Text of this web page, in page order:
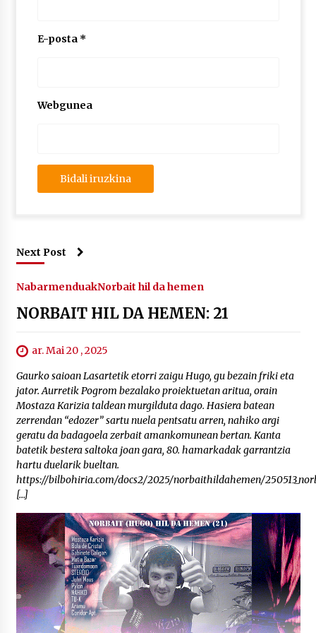
E-posta *
Webgunea
Next Post
NabarmenduakNorbait hil da hemen
NORBAIT HIL DA HEMEN: 21
ar. Mai 20 , 2025
Gaurko saioan Lasartetik etorri zaigu Hugo, gu bezain friki eta
jator. Aurretik Pogrom bezalako proiektuetan aritua, orain
Mostaza Karizia taldean murgilduta dago. Hasiera batean
zerrendan “edozer” sartu nuela pentsatu arren, nahiko argi
geratu da badagoela zerbait amankomunean bertan. Kanta
batetik bestera saltoka joan gara, 80. hamarkadak garrantzia
hartu duelarik bueltan.
https://bilbohiria.com/docs2/2025/norbaithildahemen/
[…]